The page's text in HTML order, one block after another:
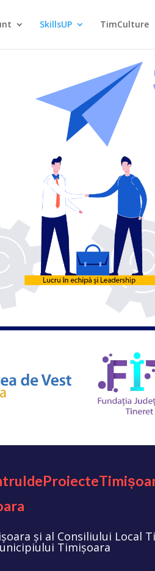
SkillsUP TimCulture
și al Consiliului Local
Timișoara